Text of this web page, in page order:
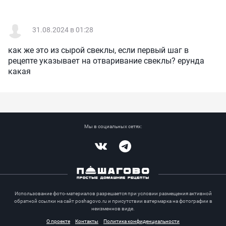
31.08.2024 в 01:28
как же это из сырой свеклы, если первый шаг в
рецепте указывает на отваривание свеклы? ерунда
какая
Мы в социальных сетях:
Использование фото-материалов разрешается при условии размещения активной
обратной ссылки на сайт poshagovo.ru и присутствии ватермарка на фотографии в
неизменнов виде.
О проекте
Контакты Политика конфиденциальности